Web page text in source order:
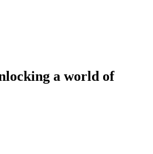
a world of